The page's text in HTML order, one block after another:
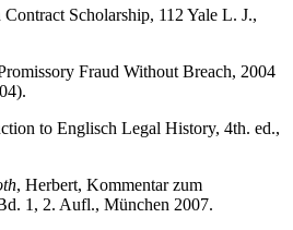
Scholarship, 112 Yale L. J.,
Fraud Without Breach, 2004
to Englisch Legal History, 4th. ed.,
, Herbert, Kommentar zum
1, 2. Aufl., München 2007.